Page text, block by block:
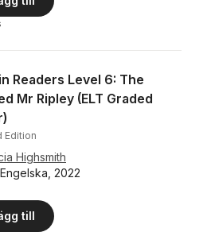
Readers Level 6: The
Mr Ripley (ELT Graded
Edition
Highsmith
2022
till